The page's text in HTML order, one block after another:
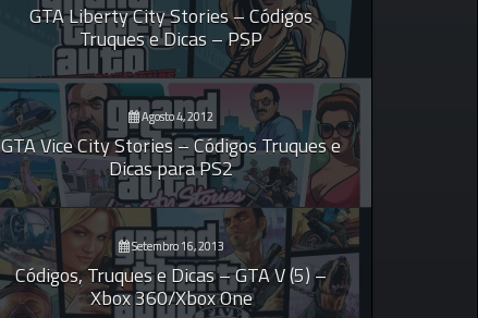
GTA Liberty City Stories – Códigos
Truques e Dicas – PSP
Agosto 4, 2012
GTA Vice City Stories – Códigos Truques e
Dicas para PS2
Setembro 16, 2013
Códigos, Truques e Dicas – GTA V (5) –
Xbox 360/Xbox One